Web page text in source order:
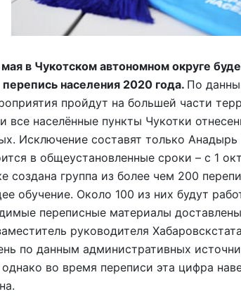
в Чукотском автономном округе
населения 2020 года. По
пройдут на большей части
все населённые пункты Чукотки
Исключение составят только Анадырь
в общеустановленные сроки – с 1
создана группа из более чем 200
обучение. Около 100 из них будут
переписные материалы
руководителя
по данным административных
однако во время переписи эта цифра